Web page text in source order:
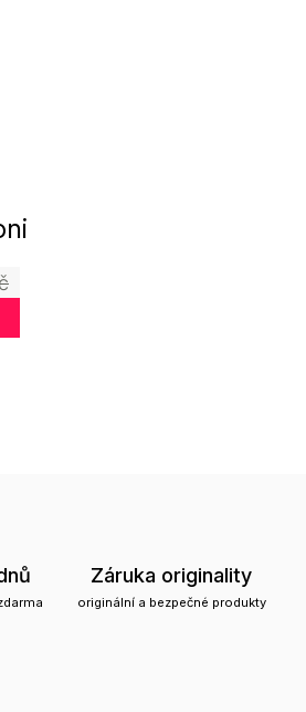
Záruka originality
originální a bezpečné produkty